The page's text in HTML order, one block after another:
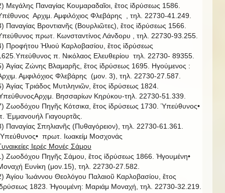
Μεγάλης Παναγίας Κουμαραδαῖοι, ἔτος ἱδρύσεως 1586.
Αρχιμ. Αμφιλόχιος Φλεβάρης , τηλ. 22730-41.249.
Παναγίας Βροντιανῆς (Βουρλιῶτες), ἔτος ἱδρύσεως 1566.
πρωτ. Κωνσταντίνος Λάνδορυ , τηλ. 22730-93.255.
Προφήτου Ἠλιού Καρλοβασίου, ἔτος ἱδρύσεως
π. Νικόλαος Ελευθερίου τηλ. 22730- 89355.
Ἁγίας Ζώνης Βλαμαρῆς, ἔτος ἱδρύσεως 1695. Ηγούμενος :
Αμφιλόχιος Φλεβάρης (μον. 3), τηλ. 22730-27.587.
Ἁγίας Τριάδος Μυτιληνιῶν, ἔτος ἱδρύσεως 1824.
Βησσαρίων Κηρύκου-τηλ. 22730-51.339.
Ζωοδόχου Πηγῆς Κότσικα, ἔτος ἱδρύσεως 1730. Ὑπεύθυνος•
Ἐμμανουήλ Γιαγουρτᾶς.
Παναγίας Σπηλιανῆς (Πυθαγόρειον), τηλ. 22730-61.361.
πρωτ. Ιωακείμ Μοσχονάς
Ιερές Μονές Σάμου
Ζωοδόχου Πηγῆς Σάμου, ἔτος ἱδρύσεως 1866. Ἡγουμένη•
Ευνίκη (μον.15), τηλ. 22730-27.582.
Ἁγίου Ἰωάννου Θεολόγου Παλαιοῦ Καρλοβασίου, ἔτος
1823. Ἡγουμένη: Μαριάμ Μοναχή, τηλ. 22730-32.219.